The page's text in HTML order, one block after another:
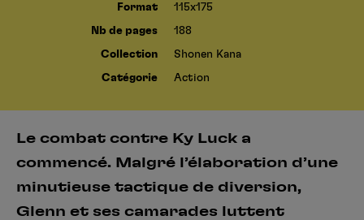
Format 115x175
Nb de pages 188
Collection Shonen Kana
Catégorie Action
Le combat contre Ky Luck a
commencé. Malgré l’élaboration d’une
minutieuse tactique de diversion,
Glenn et ses camarades luttent